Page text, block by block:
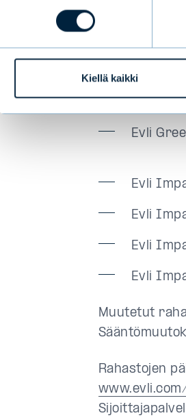
Kiellä kaikkiEvli
Evli
Evli
Evli
Evli
Evli
Evli
Muutetut
Rahastojen